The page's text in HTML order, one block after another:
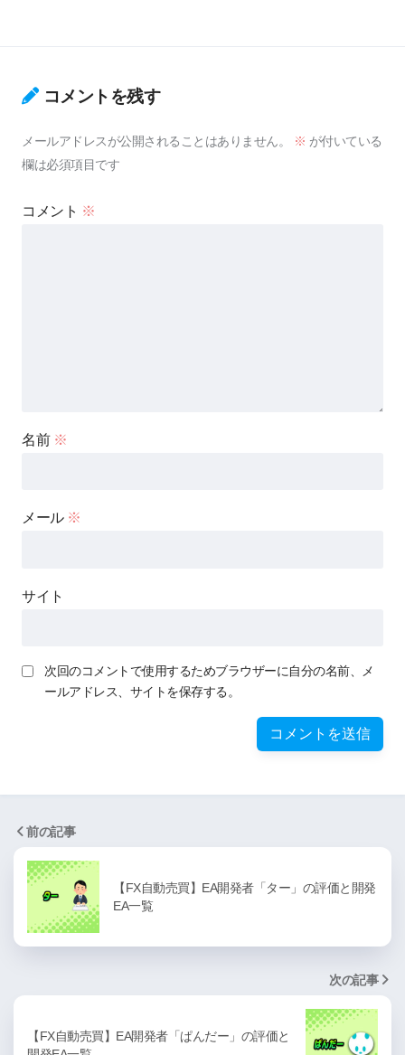
コメントを残す
メールアドレスが公開されることはありません。 ※ が付いている
欄は必須項目です
コメント ※
名前 ※
メール ※
サイト
次回のコメントで使用するためブラウザーに自分の名前、メ
ールアドレス、サイトを保存する。
前の記事
【FX自動売買】EA開発者「ター」の評価と開発
EA一覧
次の記事
【FX自動売買】EA開発者「ぱんだー」の評価と